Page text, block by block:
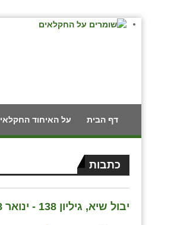
דף הבית על האיחוד החקלאי
כתבות
יבול שיא, גיליון 138 - ינואר 2018